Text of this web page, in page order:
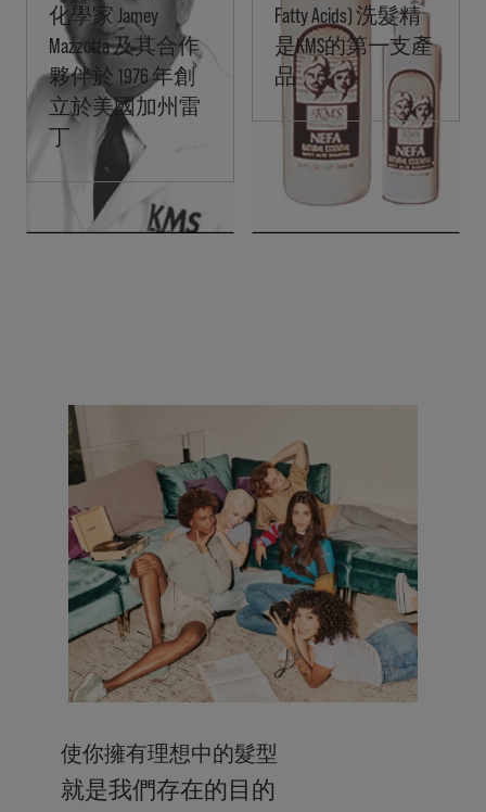
化學家 Jamey
Mazzotta 及其合作
夥伴於 1976 年創
立於美國加州雷
丁
Fatty Acids) 洗髮精
是KMS的第一支產
品
使你擁有理想中的髮型
就是我們存在的目的